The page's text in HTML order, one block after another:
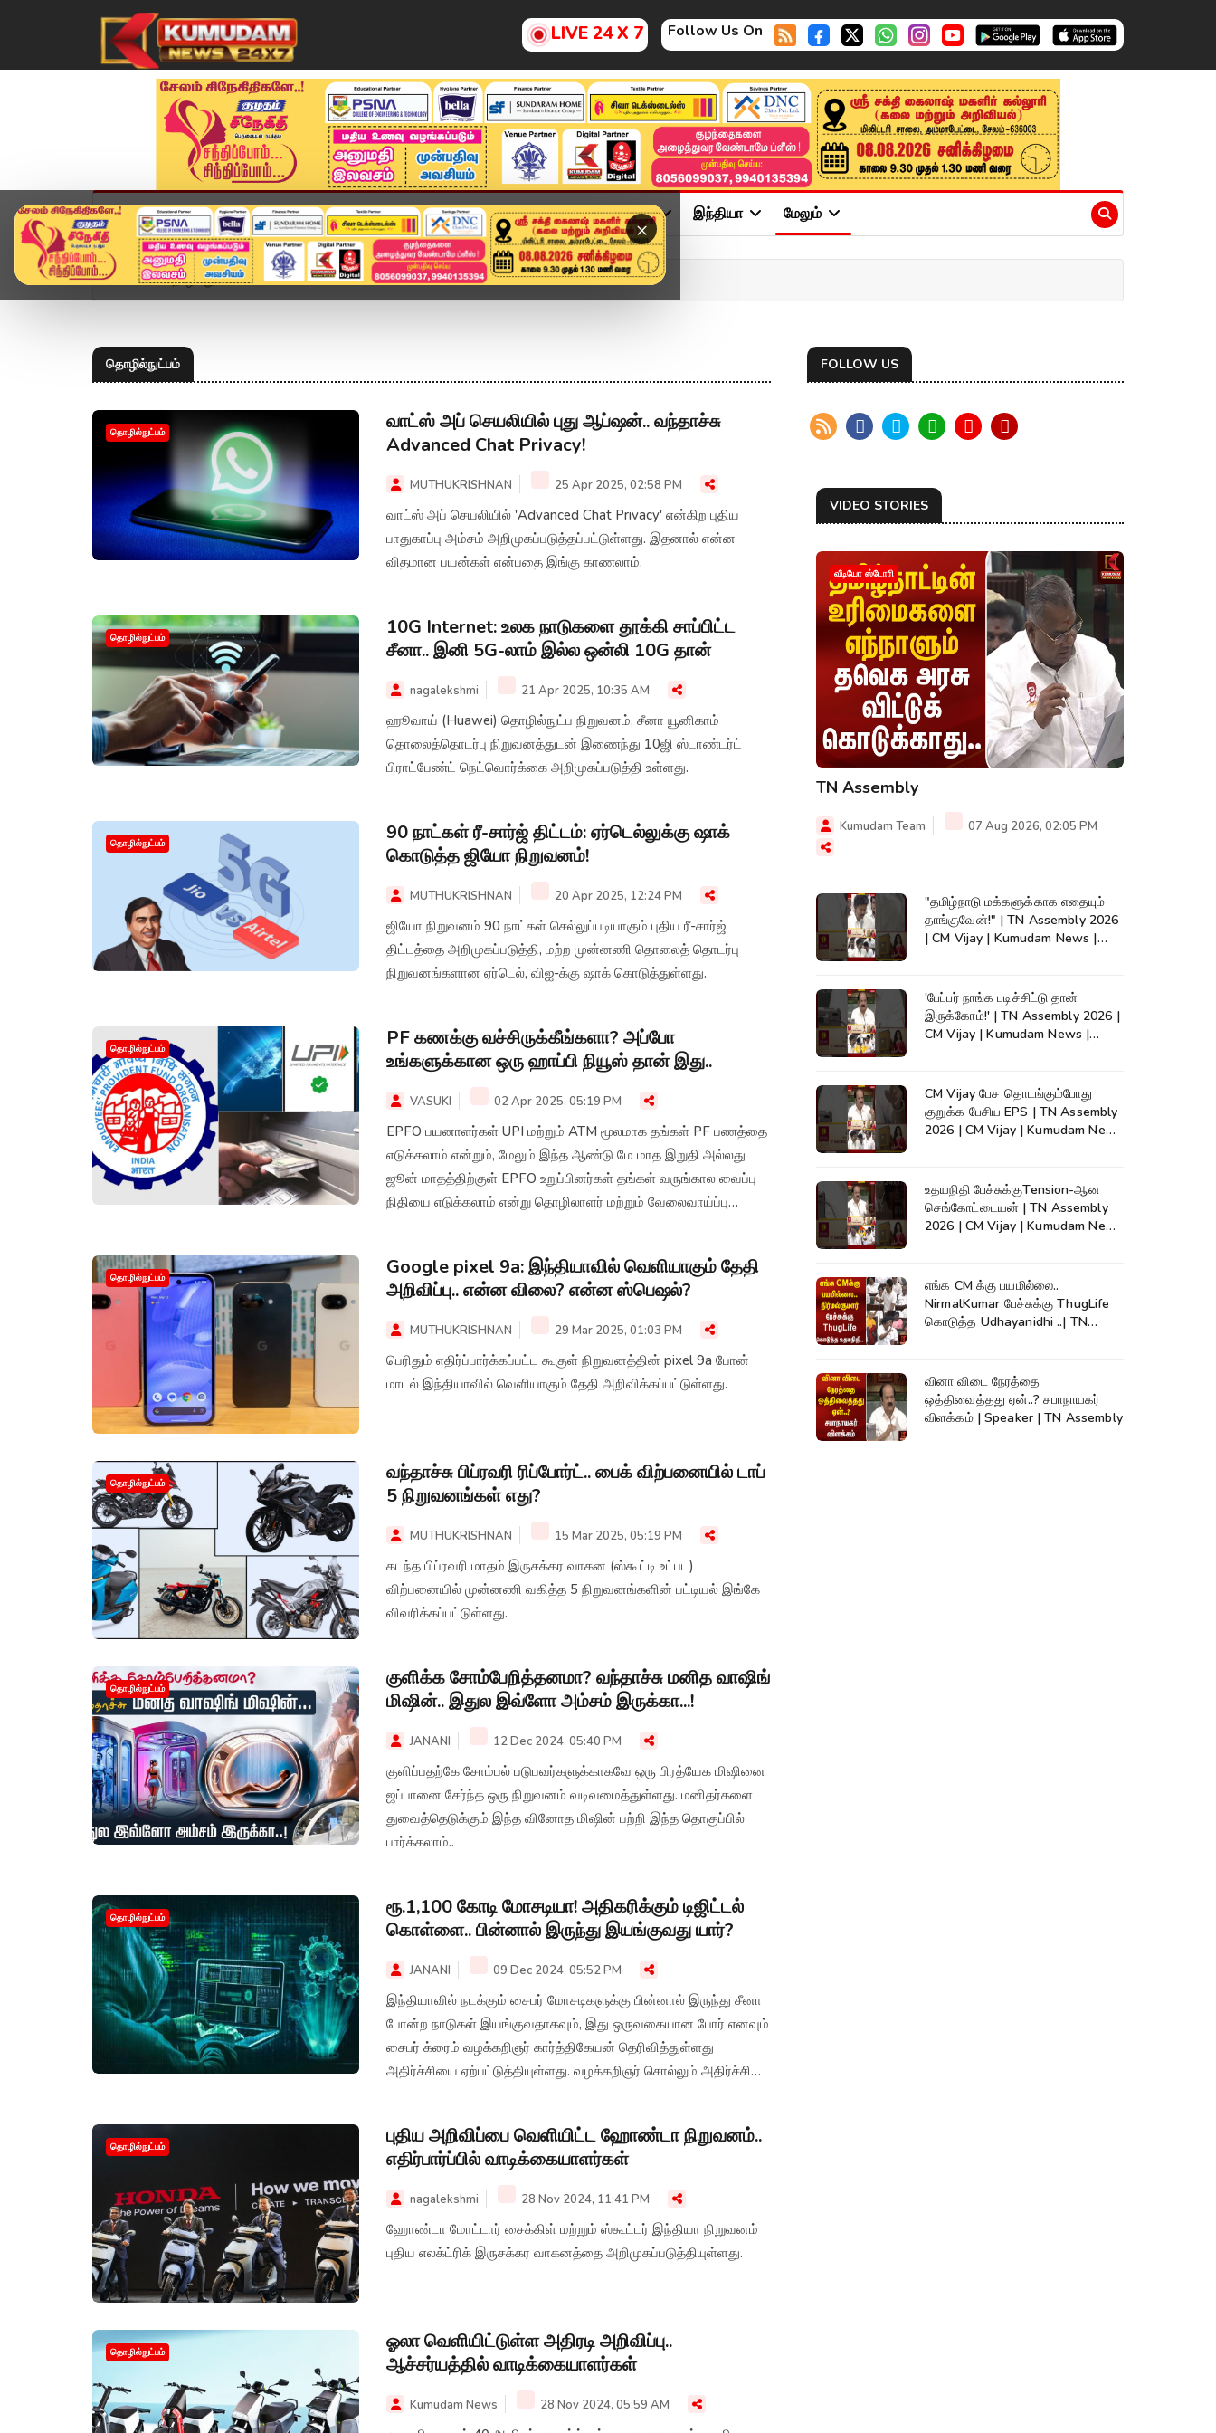
LIVE 24 X 7 Follow Us On
×
முகப்பு விளையாட்டு அண்மை தமிழ்நாடு சினிமா அரசியல் விளையாட்டு இந்தியா மேலும்
Home தொழில்நுட்பம்
தொழில்நுட்பம்
தொழில்நுட்பம்
வாட்ஸ் அப் செயலியில் புது ஆப்ஷன்.. வந்தாச்சு
Advanced Chat Privacy!
MUTHUKRISHNAN 25 Apr 2025, 02:58 PM
வாட்ஸ் அப் செயலியில் 'Advanced Chat Privacy' என்கிற புதிய
பாதுகாப்பு அம்சம் அறிமுகப்படுத்தப்பட்டுள்ளது. இதனால் என்ன
விதமான பயன்கள் என்பதை இங்கு காணலாம்.
தொழில்நுட்பம்
10G Internet: உலக நாடுகளை தூக்கி சாப்பிட்ட
சீனா.. இனி 5G-லாம் இல்ல ஒன்லி 10G தான்
nagalekshmi 21 Apr 2025, 10:35 AM
ஹூவாய் (Huawei) தொழில்நுட்ப நிறுவனம், சீனா யூனிகாம்
தொலைத்தொடர்பு நிறுவனத்துடன் இணைந்து 10ஜி ஸ்டாண்டர்ட்
பிராட்பேண்ட் நெட்வொர்க்கை அறிமுகப்படுத்தி உள்ளது.
தொழில்நுட்பம்
90 நாட்கள் ரீ-சார்ஜ் திட்டம்: ஏர்டெல்லுக்கு ஷாக்
கொடுத்த ஜியோ நிறுவனம்!
MUTHUKRISHNAN 20 Apr 2025, 12:24 PM
ஜியோ நிறுவனம் 90 நாட்கள் செல்லுப்படியாகும் புதிய ரீ-சார்ஜ்
திட்டத்தை அறிமுகப்படுத்தி, மற்ற முன்னணி தொலைத் தொடர்பு
நிறுவனங்களான ஏர்டெல், விஐ-க்கு ஷாக் கொடுத்துள்ளது.
தொழில்நுட்பம்
PF கணக்கு வச்சிருக்கீங்களா? அப்போ
உங்களுக்கான ஒரு ஹாப்பி நியூஸ் தான் இது..
VASUKI 02 Apr 2025, 05:19 PM
EPFO பயனாளர்கள் UPI மற்றும் ATM மூலமாக தங்கள் PF பணத்தை
எடுக்கலாம் என்றும், மேலும் இந்த ஆண்டு மே மாத இறுதி அல்லது
ஜூன் மாதத்திற்குள் EPFO ​​உறுப்பினர்கள் தங்கள் வருங்கால வைப்பு
நிதியை எடுக்கலாம் என்று தொழிலாளர் மற்றும் வேலைவாய்ப்பு
தொழில்நுட்பம்
Google pixel 9a: இந்தியாவில் வெளியாகும் தேதி
அறிவிப்பு.. என்ன விலை? என்ன ஸ்பெஷல்?
MUTHUKRISHNAN 29 Mar 2025, 01:03 PM
பெரிதும் எதிர்ப்பார்க்கப்பட்ட கூகுள் நிறுவனத்தின் pixel 9a போன்
மாடல் இந்தியாவில் வெளியாகும் தேதி அறிவிக்கப்பட்டுள்ளது.
தொழில்நுட்பம்
வந்தாச்சு பிப்ரவரி ரிப்போர்ட்.. பைக் விற்பனையில் டாப்
5 நிறுவனங்கள் எது?
MUTHUKRISHNAN 15 Mar 2025, 05:19 PM
கடந்த பிப்ரவரி மாதம் இருசக்கர வாகன (ஸ்கூட்டி உட்பட)
விற்பனையில் முன்னணி வகித்த 5 நிறுவனங்களின் பட்டியல் இங்கே
விவரிக்கப்பட்டுள்ளது.
தொழில்நுட்பம்
குளிக்க சோம்பேறித்தனமா? வந்தாச்சு மனித வாஷிங்
மிஷின்.. இதுல இவ்ளோ அம்சம் இருக்கா...!
JANANI 12 Dec 2024, 05:40 PM
குளிப்பதற்கே சோம்பல் படுபவர்களுக்காகவே ஒரு பிரத்யேக மிஷினை
ஜப்பானை சேர்ந்த ஒரு நிறுவனம் வடிவமைத்துள்ளது. மனிதர்களை
துவைத்தெடுக்கும் இந்த வினோத மிஷின் பற்றி இந்த தொகுப்பில்
பார்க்கலாம்..
தொழில்நுட்பம்
ரூ.1,100 கோடி மோசடியா! அதிகரிக்கும் டிஜிட்டல்
கொள்ளை.. பின்னால் இருந்து இயங்குவது யார்?
JANANI 09 Dec 2024, 05:52 PM
இந்தியாவில் நடக்கும் சைபர் மோசடிகளுக்கு பின்னால் இருந்து சீனா
போன்ற நாடுகள் இயங்குவதாகவும், இது ஒருவகையான போர் எனவும்
சைபர் க்ரைம் வழக்கறிஞர் கார்த்திகேயன் தெரிவித்துள்ளது
அதிர்ச்சியை ஏற்பட்டுத்தியுள்ளது. வழக்கறிஞர் சொல்லும் அதிர்ச்சி
தொழில்நுட்பம்
புதிய அறிவிப்பை வெளியிட்ட ஹோண்டா நிறுவனம்..
எதிர்பார்ப்பில் வாடிக்கையாளர்கள்
nagalekshmi 28 Nov 2024, 11:41 PM
ஹோண்டா மோட்டார் சைக்கிள் மற்றும் ஸ்கூட்டர் இந்தியா நிறுவனம்
புதிய எலக்ட்ரிக் இருசக்கர வாகனத்தை அறிமுகப்படுத்தியுள்ளது.
தொழில்நுட்பம்
ஓலா வெளியிட்டுள்ள அதிரடி அறிவிப்பு..
ஆச்சர்யத்தில் வாடிக்கையாளர்கள்
Kumudam News 28 Nov 2024, 05:59 AM
FOLLOW US
VIDEO STORIES
வீடியோ ஸ்டோரி
TN Assembly
Kumudam Team 07 Aug 2026, 02:05 PM
"தமிழ்நாடு மக்களுக்காக எதையும்
தாங்குவேன்!" | TN Assembly 2026
| CM Vijay | Kumudam News |
'பேப்பர் நாங்க படிச்சிட்டு தான்
இருக்கோம்!' | TN Assembly 2026 |
CM Vijay | Kumudam News |
CM Vijay பேச தொடங்கும்போது
குறுக்க பேசிய EPS | TN Assembly
2026 | CM Vijay | Kumudam News
உதயநிதி பேச்சுக்குTension-ஆன
செங்கோட்டையன் | TN Assembly
2026 | CM Vijay | Kumudam News
எங்க CM க்கு பயமில்லை..
NirmalKumar பேச்சுக்கு ThugLife
கொடுத்த Udhayanidhi ..| TN
வினா விடை நேரத்தை
ஒத்திவைத்தது ஏன்..? சபாநாயகர்
விளக்கம் | Speaker | TN Assembly